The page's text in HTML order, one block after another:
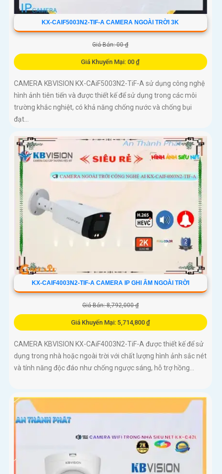
KX-CAIF5003N2-TIF-A CAMERA NGOÀI TRỜI 3K
Giá Bán: 00 ₫
Giá Khuyến Mại: 00 ₫
CAMERA KBVISION KX-CAiF5003N2-TiF-A sử dụng công nghệ
hình ảnh tiên tiến và được thiết kế để sử dụng trong các môi
trường khắc nghiệt, có khả năng chống nước và chống bụi
đạt...
KX-CAIF4003N2-TIF-A CAMERA IP GHI ÂM NGOÀI TRỜI
Giá Bán: 8,792,000 ₫
Giá Khuyến Mại: 5,714,800 ₫
CAMERA KBVISION KX-CAiF4003N2-TiF-A được thiết kế để sử
dụng trong nhà hoặc ngoài trời với chất lượng hình ảnh sắc nét
và tính năng độc đáo như chống ngược sáng, hỗ trợ hồng...